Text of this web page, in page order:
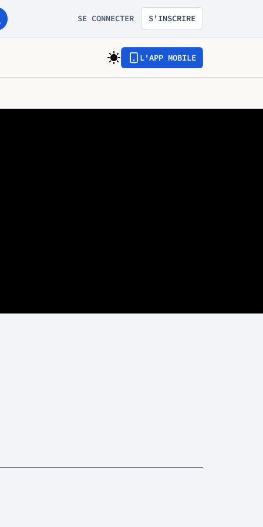
SE CONNECTER S'INSCRIRE
L'APP MOBILE